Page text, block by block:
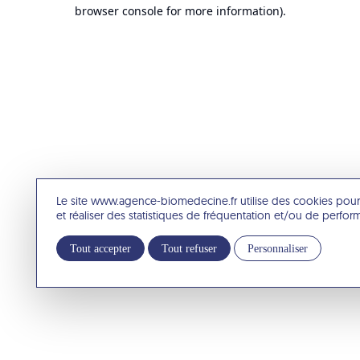
Le site www.agence-biomedecine.fr utilise des cookies
et réaliser des statistiques de fréquentation et/ou de
Tout accepter Tout refuser Personnaliser
browser console for more information).